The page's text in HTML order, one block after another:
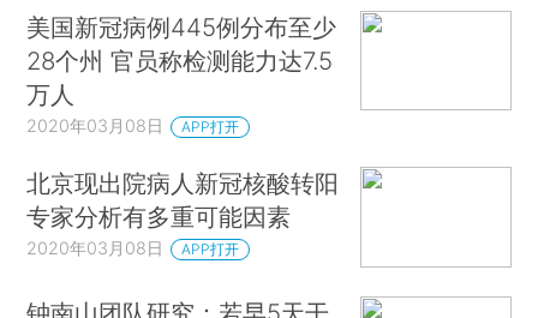
美国新冠病例445例分布至少
28个州 官员称检测能力达7.5
万人
2020年03月08日 APP打开
北京现出院病人新冠核酸转阳
专家分析有多重可能因素
2020年03月08日 APP打开